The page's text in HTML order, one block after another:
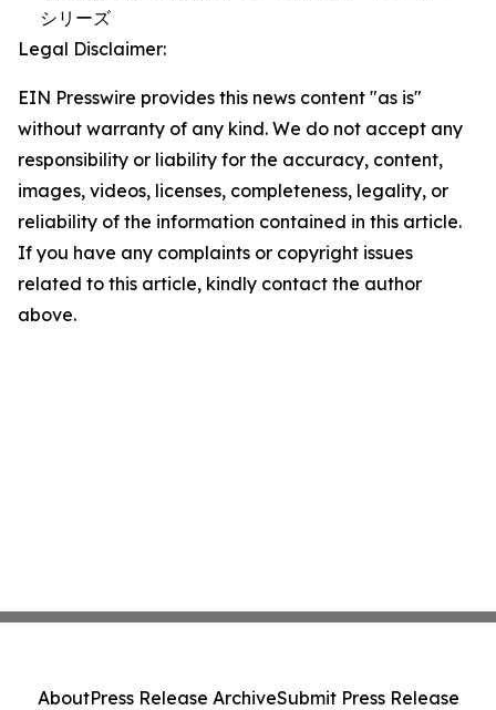
シリーズ
Legal Disclaimer:
EIN Presswire provides this news content "as is"
without warranty of any kind. We do not accept any
responsibility or liability for the accuracy, content,
images, videos, licenses, completeness, legality, or
reliability of the information contained in this article.
If you have any complaints or copyright issues
related to this article, kindly contact the author
above.
AboutPress Release ArchiveSubmit Press Release